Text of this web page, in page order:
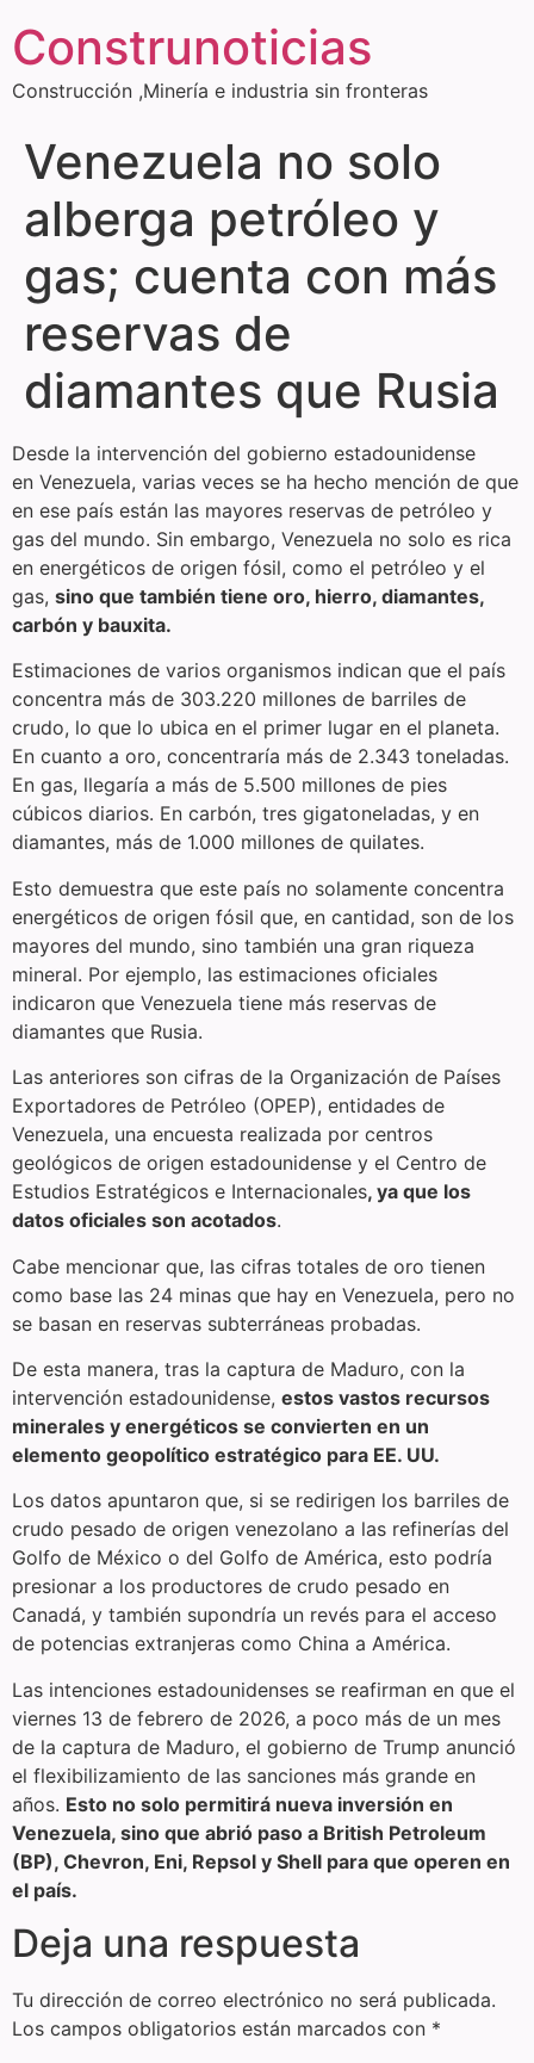
Construnoticias
Construcción ,Minería e industria sin fronteras
Venezuela no solo
alberga petróleo y
gas; cuenta con más
reservas de
diamantes que Rusia
Desde la intervención del gobierno estadounidense
en Venezuela, varias veces se ha hecho mención de que
en ese país están las mayores reservas de petróleo y
gas del mundo. Sin embargo, Venezuela no solo es rica
en energéticos de origen fósil, como el petróleo y el
gas, sino que también tiene oro, hierro, diamantes,
carbón y bauxita.
Estimaciones de varios organismos indican que el país
concentra más de 303.220 millones de barriles de
crudo, lo que lo ubica en el primer lugar en el planeta.
En cuanto a oro, concentraría más de 2.343 toneladas.
En gas, llegaría a más de 5.500 millones de pies
cúbicos diarios. En carbón, tres gigatoneladas, y en
diamantes, más de 1.000 millones de quilates.
Esto demuestra que este país no solamente concentra
energéticos de origen fósil que, en cantidad, son de los
mayores del mundo, sino también una gran riqueza
mineral. Por ejemplo, las estimaciones oficiales
indicaron que Venezuela tiene más reservas de
diamantes que Rusia.
Las anteriores son cifras de la Organización de Países
Exportadores de Petróleo (OPEP), entidades de
Venezuela, una encuesta realizada por centros
geológicos de origen estadounidense y el Centro de
Estudios Estratégicos e Internacionales, ya que los
datos oficiales son acotados.
Cabe mencionar que, las cifras totales de oro tienen
como base las 24 minas que hay en Venezuela, pero no
se basan en reservas subterráneas probadas.
De esta manera, tras la captura de Maduro, con la
intervención estadounidense, estos vastos recursos
minerales y energéticos se convierten en un
elemento geopolítico estratégico para EE. UU.
Los datos apuntaron que, si se redirigen los barriles de
crudo pesado de origen venezolano a las refinerías del
Golfo de México o del Golfo de América, esto podría
presionar a los productores de crudo pesado en
Canadá, y también supondría un revés para el acceso
de potencias extranjeras como China a América.
Las intenciones estadounidenses se reafirman en que el
viernes 13 de febrero de 2026, a poco más de un mes
de la captura de Maduro, el gobierno de Trump anunció
el flexibilizamiento de las sanciones más grande en
años. Esto no solo permitirá nueva inversión en
Venezuela, sino que abrió paso a British Petroleum
(BP), Chevron, Eni, Repsol y Shell para que operen en
el país.
Deja una respuesta
Tu dirección de correo electrónico no será publicada.
Los campos obligatorios están marcados con *